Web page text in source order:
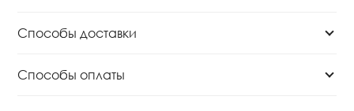
Способы доставки
Способы оплаты